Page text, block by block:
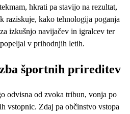
hkrati pa stavijo na rezultat,
raziskuje, kako tehnologija poganja
izkušnjo navijačev in igralcev ter
v prihodnjih letih.
športnih prireditev
odvisna od zvoka tribun, vonja po
vstopnic. Zdaj pa občinstvo vstopa